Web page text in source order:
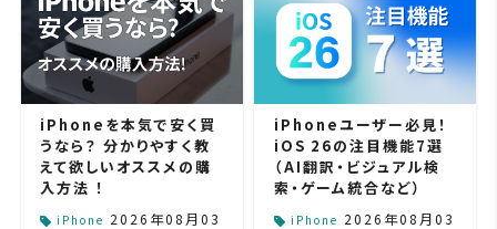
iPhoneを本気で安く買
うなら？ 分かりやすく教
えて欲しいオススメの購
入方法 ！
iPhone 2026年08月03
iPhoneユーザー必見！
iOS 26の注目機能7選
（AI翻訳・ビジュアル検
索・ゲーム統合など）
iPhone 2026年08月03